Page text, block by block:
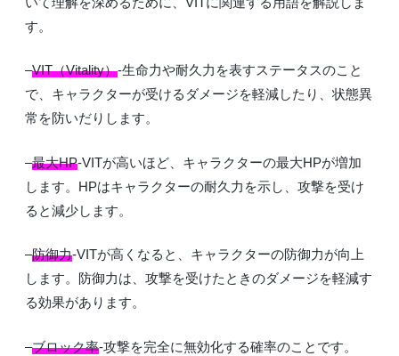
す。
–VIT（Vitality）-生命力や耐久力を表すステータスのこと
で、キャラクターが受けるダメージを軽減したり、状態異
常を防いだりします。
–最大HP-VITが高いほど、キャラクターの最大HPが増加
します。HPはキャラクターの耐久力を示し、攻撃を受け
ると減少します。
–防御力-VITが高くなると、キャラクターの防御力が向上
します。防御力は、攻撃を受けたときのダメージを軽減す
る効果があります。
–ブロック率-攻撃を完全に無効化する確率のことです。